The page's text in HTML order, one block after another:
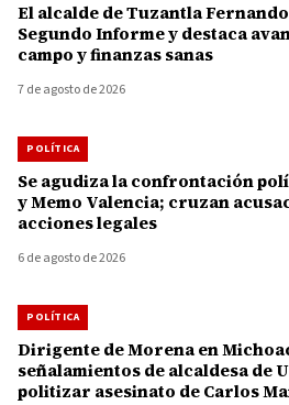
El alcalde de Tuzantla
Segundo Informe y destaca
campo y finanzas sanas
7 de agosto de 2026
POLÍTICA
Se agudiza la confrontación
y Memo Valencia; cruzan
acciones legales
6 de agosto de 2026
POLÍTICA
Dirigente de Morena en
señalamientos de alcaldesa de
politizar asesinato de Carlos